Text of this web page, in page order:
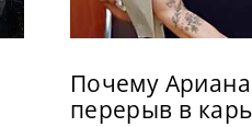
Почему
перерыв в